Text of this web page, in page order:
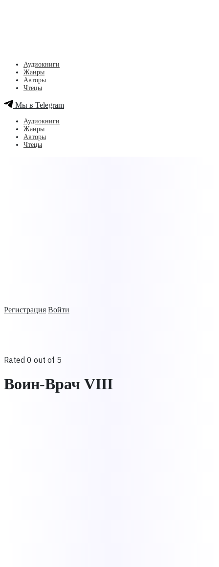
Регистрация Войти
Аудиокниги
Жанры
Авторы
Чтецы
Мы в Telegram
Аудиокниги
Жанры
Авторы
Чтецы
Rated 0 out of 5
Воин-Врач VIII